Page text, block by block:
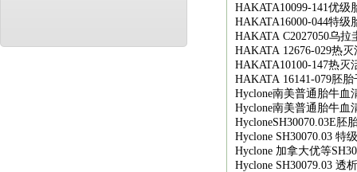
HAKATA10099-141优级
HAKATA16000-044特级
HAKATA C2027050乌拉
HAKATA 12676-029热灭
HAKATA10100-147热灭
HAKATA 16141-079胚胎
Hyclone南美普通胎牛血
Hyclone南美普通胎牛血
HycloneSH30070.03E胚
Hyclone SH30070.03 特
Hyclone 加拿大优等
Hyclone SH30079.03 透